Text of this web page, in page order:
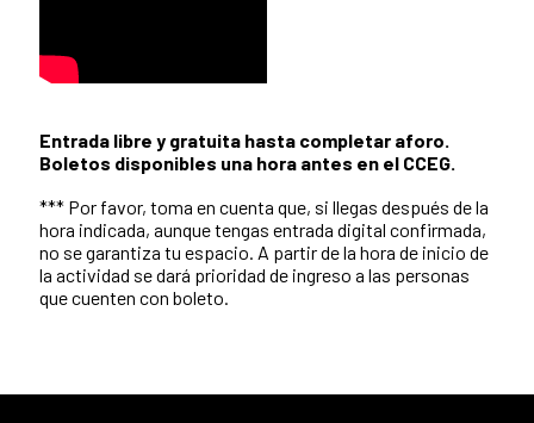
Entrada libre y gratuita hasta completar aforo.
Boletos disponibles una hora antes en el CCEG.
*** Por favor, toma en cuenta que, si llegas después de la
hora indicada, aunque tengas entrada digital confirmada,
no se garantiza tu espacio. A partir de la hora de inicio de
la actividad se dará prioridad de ingreso a las personas
que cuenten con boleto.